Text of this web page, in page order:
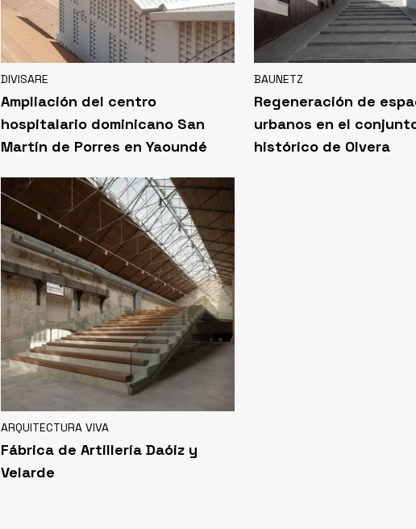
DIVISARE
Ampliación del centro
hospitalario dominicano San
Martín de Porres en Yaoundé
BAUNETZ
Regeneración de
urbanos en el
histórico de Olvera
ARQUITECTURA VIVA
Fábrica de Artillería Daóiz y
Velarde